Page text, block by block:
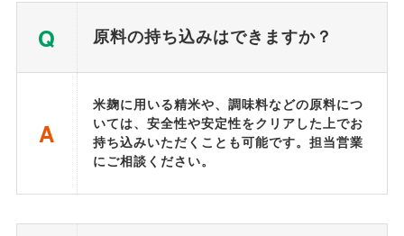
Q 原料の持ち込みはできますか？
A
米麹に用いる精米や、調味料などの原料につ
いては、安全性や安定性をクリアした上でお
持ち込みいただくことも可能です。担当営業
にご相談ください。